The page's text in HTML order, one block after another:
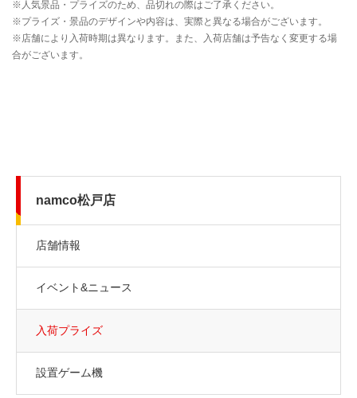
namco松戸店
店舗情報
イベント&ニュース
入荷プライズ
設置ゲーム機